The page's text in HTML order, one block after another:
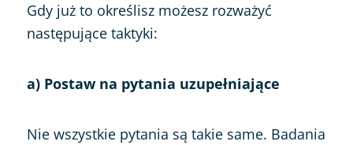
Gdy już to określisz możesz rozważyć
następujące taktyki:
a) Postaw na pytania uzupełniające
Nie wszystkie pytania są takie same. Badania